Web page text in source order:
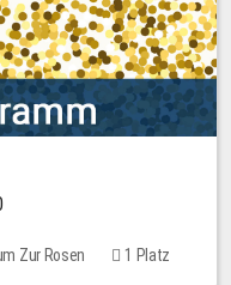
Zur Rosen 1 Platz